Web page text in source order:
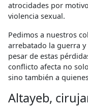
atrocidades por
violencia sexual.
Pedimos a nuestros
arrebatado la guerra
pesar de estas
conflicto afecta no
sino también a
Altayeb,